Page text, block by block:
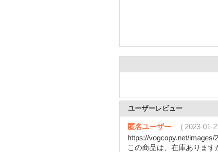
ユーザーレビュー
匿名ユーザー
( 2023-01-
https://vogcopy.net/images/
この商品は、在庫あります